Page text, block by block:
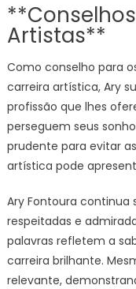
Artistas**
Como conselho para
carreira artística, Ary
profissão que lhes
perseguem seus
prudente para evitar
artística pode
Ary Fontoura continua
respeitadas e
palavras refletem a
carreira brilhante.
relevante,